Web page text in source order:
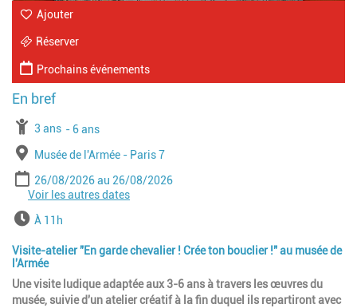
Ajouter
Réserver
Prochains événements
À partir de
3 ans Jusqu'à l'age de
6 ans
Lieu
Musée de l'Armée - Paris 7
Période
Date de début
26/08/2026 Date de fin
26/08/2026
Date de début
28/10/2026 Date de fin
28/10/2026
Date de début
23/12/2026
Voir les autres dates
Horaires
À 11h
Visite-atelier "En garde chevalier ! Crée ton bouclier !" au musée de
l'Armée
Une visite ludique adaptée aux 3-6 ans à travers les œuvres du
musée, suivie d'un atelier créatif à la fin duquel ils repartiront avec